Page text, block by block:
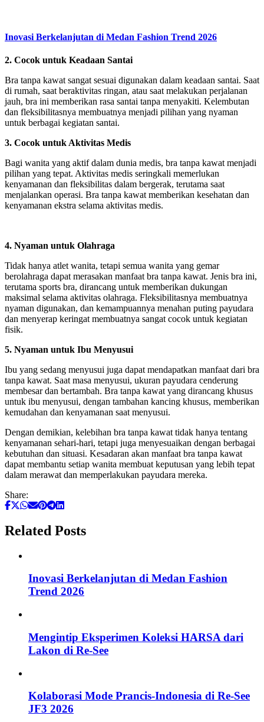
Inovasi Berkelanjutan di Medan Fashion Trend 2026
2. Cocok untuk Keadaan Santai
Bra tanpa kawat sangat sesuai digunakan dalam keadaan santai. Saat
di rumah, saat beraktivitas ringan, atau saat melakukan perjalanan
jauh, bra ini memberikan rasa santai tanpa menyakiti. Kelembutan
dan fleksibilitasnya membuatnya menjadi pilihan yang nyaman
untuk berbagai kegiatan santai.
3. Cocok untuk Aktivitas Medis
Bagi wanita yang aktif dalam dunia medis, bra tanpa kawat menjadi
pilihan yang tepat. Aktivitas medis seringkali memerlukan
kenyamanan dan fleksibilitas dalam bergerak, terutama saat
menjalankan operasi. Bra tanpa kawat memberikan kesehatan dan
kenyamanan ekstra selama aktivitas medis.
4. Nyaman untuk Olahraga
Tidak hanya atlet wanita, tetapi semua wanita yang gemar
berolahraga dapat merasakan manfaat bra tanpa kawat. Jenis bra ini,
terutama sports bra, dirancang untuk memberikan dukungan
maksimal selama aktivitas olahraga. Fleksibilitasnya membuatnya
nyaman digunakan, dan kemampuannya menahan puting payudara
dan menyerap keringat membuatnya sangat cocok untuk kegiatan
fisik.
5. Nyaman untuk Ibu Menyusui
Ibu yang sedang menyusui juga dapat mendapatkan manfaat dari bra
tanpa kawat. Saat masa menyusui, ukuran payudara cenderung
membesar dan bertambah. Bra tanpa kawat yang dirancang khusus
untuk ibu menyusui, dengan tambahan kancing khusus, memberikan
kemudahan dan kenyamanan saat menyusui.
Dengan demikian, kelebihan bra tanpa kawat tidak hanya tentang
kenyamanan sehari-hari, tetapi juga menyesuaikan dengan berbagai
kebutuhan dan situasi. Kesadaran akan manfaat bra tanpa kawat
dapat membantu setiap wanita membuat keputusan yang lebih tepat
dalam merawat dan memperlakukan payudara mereka.
Share:
Related Posts
Inovasi Berkelanjutan di Medan Fashion
Trend 2026
Mengintip Eksperimen Koleksi HARSA dari
Lakon di Re-See
Kolaborasi Mode Prancis-Indonesia di Re-See
JF3 2026